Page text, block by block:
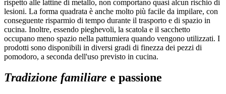
rispetto alle lattine di metallo, non comportano quasi alcun rischio di
lesioni. La forma quadrata è anche molto più facile da impilare, con
conseguente risparmio di tempo durante il trasporto e di spazio in
cucina. Inoltre, essendo pieghevoli, la scatola e il sacchetto
occupano meno spazio nella pattumiera quando vengono utilizzati. I
prodotti sono disponibili in diversi gradi di finezza dei pezzi di
pomodoro, a seconda dell'uso previsto in cucina.
Tradizione familiare e passione